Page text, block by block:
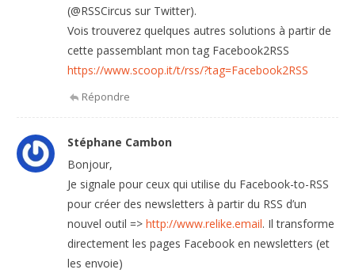
(@RSSCircus sur Twitter).
Vois trouverez quelques autres solutions à partir de
cette passemblant mon tag Facebook2RSS
https://www.scoop.it/t/rss/?tag=Facebook2RSS
Répondre
Stéphane Cambon
Bonjour,
Je signale pour ceux qui utilise du Facebook-to-RSS
pour créer des newsletters à partir du RSS d’un
nouvel outil =>http://www.relike.email. Il transforme
directement les pages Facebook en newsletters (et
les envoie)